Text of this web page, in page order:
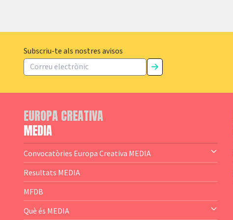
Subscriu-te als nostres avisos
EUROPA CREATIVA
MEDIA
Convocatòries Europa Creativa MEDIA
— Content Cluster
— Business Cluster
— Audience Cluster
Resultats MEDIA
MFDB
Què és MEDIA